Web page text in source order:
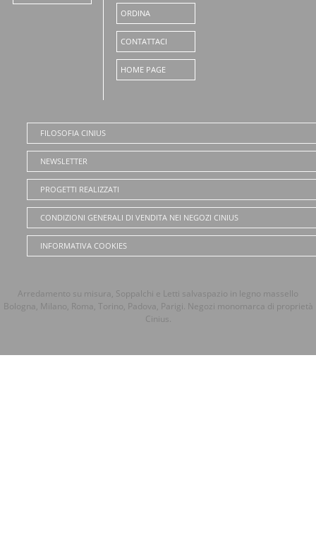
ORDINA
CONTATTACI
HOME PAGE
FILOSOFIA CINIUS
NEWSLETTER
PROGETTI REALIZZATI
CONDIZIONI GENERALI DI VENDITA NEI NEGOZI CINIUS
INFORMATIVA COOKIES
Arredamento su misura, Soppalchi e Letti salvaspazio in legno massello
Bologna, Milano, Roma, Torino, Padova, Parigi. Negozi monomarca di proprietà
Cinius.